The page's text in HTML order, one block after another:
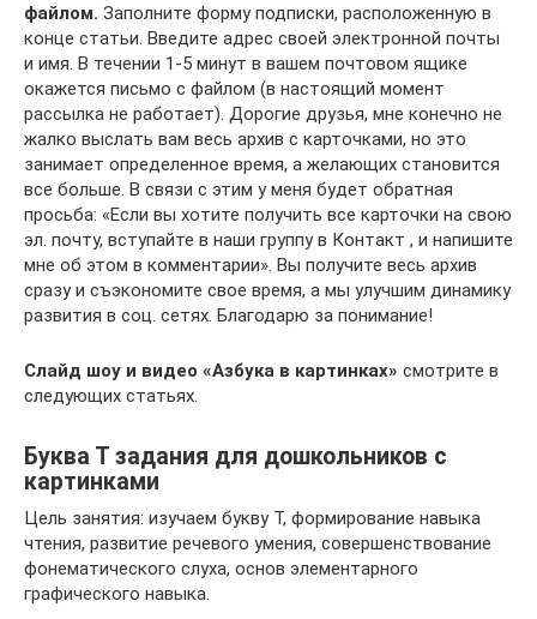
файлом. Заполните форму подписки, расположенную в
конце статьи. Введите адрес своей электронной почты
и имя. В течении 1-5 минут в вашем почтовом ящике
окажется письмо с файлом (в настоящий момент
рассылка не работает). Дорогие друзья, мне конечно не
жалко выслать вам весь архив с карточками, но это
занимает определенное время, а желающих становится
все больше. В связи с этим у меня будет обратная
просьба: «Если вы хотите получить все карточки на свою
эл. почту, вступайте в наши группу в Контакт , и напишите
мне об этом в комментарии». Вы получите весь архив
сразу и съэкономите свое время, а мы улучшим динамику
развития в соц. сетях. Благодарю за понимание!
Слайд шоу и видео «Азбука в картинках» смотрите в
следующих статьях.
Буква Т задания для дошкольников с
картинками
Цель занятия: изучаем букву Т, формирование навыка
чтения, развитие речевого умения, совершенствование
фонематического слуха, основ элементарного
графического навыка.